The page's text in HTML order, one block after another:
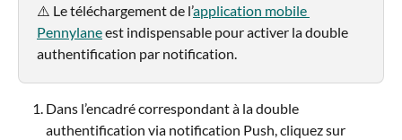
⚠️ Le téléchargement de l’application mobile
Pennylane est indispensable pour activer la double
authentification par notification.
Dans l’encadré correspondant à la double
authentification via notification Push, cliquez sur